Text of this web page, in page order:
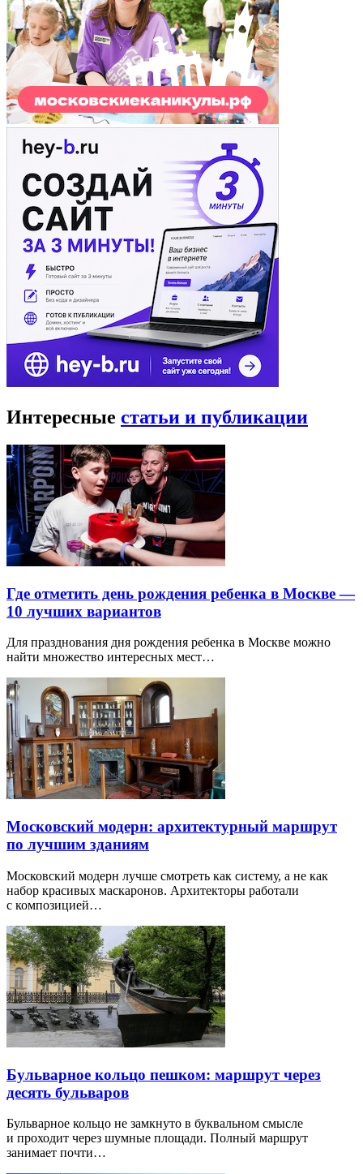
Интересные статьи и публикации
Где отметить день рождения ребенка в Москве —
10 лучших вариантов
Для празднования дня рождения ребенка в Москве можно
найти множество интересных мест…
Московский модерн: архитектурный маршрут
по лучшим зданиям
Московский модерн лучше смотреть как систему, а не как
набор красивых маскаронов. Архитекторы работали
с композицией…
Бульварное кольцо пешком: маршрут через
десять бульваров
Бульварное кольцо не замкнуто в буквальном смысле
и проходит через шумные площади. Полный маршрут
занимает почти…